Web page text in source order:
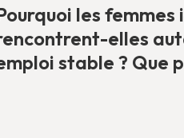
les femmes
elles
stable ? Que